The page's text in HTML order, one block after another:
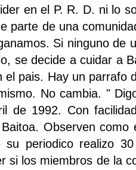
en el P. R. D. ni lo
parte de una
Si ninguno de
se decide a cuidar a
el pais. Hay un parrafo
No cambia. "
de 1992. Con
Observen
su periodico realizo
si los miembros de la